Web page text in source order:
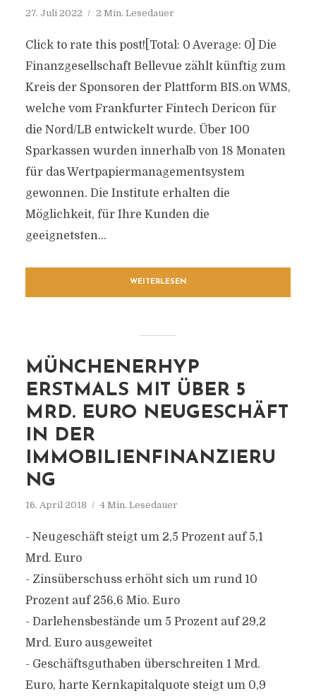
27. Juli 2022 2 Min. Lesedauer
Click to rate this post![Total: 0 Average: 0] Die
Finanzgesellschaft Bellevue zählt künftig zum
Kreis der Sponsoren der Plattform BIS.on WMS,
welche vom Frankfurter Fintech Dericon für
die Nord/LB entwickelt wurde. Über 100
Sparkassen wurden innerhalb von 18 Monaten
für das Wertpapiermanagementsystem
gewonnen. Die Institute erhalten die
Möglichkeit, für Ihre Kunden die
geeignetsten...
WEITERLESEN
MÜNCHENERHYP
ERSTMALS MIT ÜBER 5
MRD. EURO NEUGESCHÄFT
IN DER
IMMOBILIENFINANZIERU
NG
16. April 2018 4 Min. Lesedauer
- Neugeschäft steigt um 2,5 Prozent auf 5,1
Mrd. Euro
- Zinsüberschuss erhöht sich um rund 10
Prozent auf 256,6 Mio. Euro
- Darlehensbestände um 5 Prozent auf 29,2
Mrd. Euro ausgeweitet
- Geschäftsguthaben überschreiten 1 Mrd.
Euro, harte Kernkapitalquote steigt um 0,9